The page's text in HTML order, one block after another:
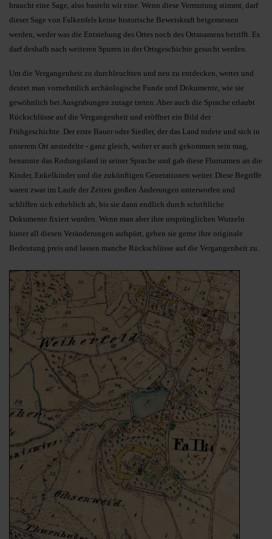
braucht eine Sage, also basteln wir eine. Wenn diese Vermutung stimmt, darf
dieser Sage von Falkenfels keine historische Beweiskraft beigemessen
werden, weder was die Entstehung des Ortes noch des Ortsnamens betrifft. Es
darf deshalb nach weiteren Spuren in der Ortsgeschichte gesucht werden.
Um die Vergangenheit zu durchleuchten und neu zu entdecken, wertet und
deutet man vornehmlich archäologische Funde und Dokumente, wie sie
gewöhnlich bei Ausgrabungen zutage treten. Aber auch die Sprache erlaubt
Rückschlüsse auf die Vergangenheit und eröffnet ein Bild der
Frühgeschichte. Der erste Bauer oder Siedler, der das Land rodete und sich in
unserem Ort ansiedelte - ganz gleich, woher er auch gekommen sein mag,
benannte das Rodungsland in seiner Sprache und gab diese Flurnamen an die
Kinder, Enkelkinder und die zukünftigen Generationen weiter. Diese Begriffe
waren zwar im Laufe der Zeiten großen Änderungen unterworfen und
schliffen sich erheblich ab, bis sie dann endlich durch schriftliche
Dokumente fixiert wurden. Wenn man aber ihre ursprünglichen Wurzeln
hinter all diesen Veränderungen aufspürt, geben sie gerne ihre originale
Bedeutung preis und lassen manche Rückschlüsse auf die Vergangenheit zu.